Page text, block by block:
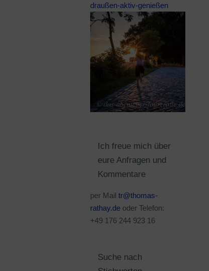
draußen-aktiv-genießen
Ich freue mich über
eure Anfragen und
Kommentare
per Mail tr@thomas-
rathay.de oder Telefon:
+49 176 244 923 16
Suche nach